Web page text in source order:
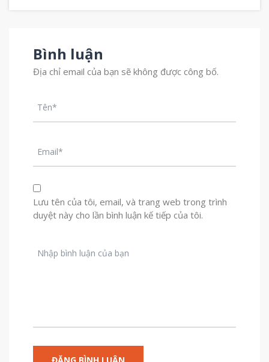
Bình luận
Địa chỉ email của bạn sẽ không được công bố.
Lưu tên của tôi, email, và trang web trong trình
duyệt này cho lần bình luận kế tiếp của tôi.